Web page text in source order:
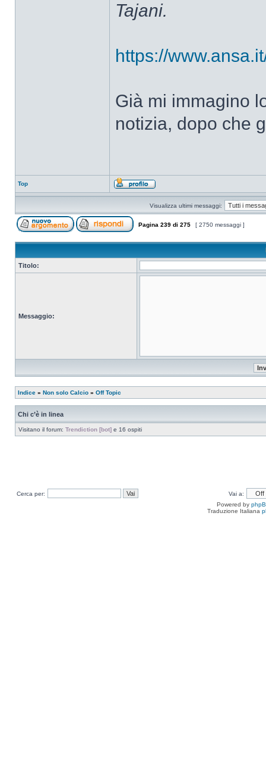
Tajani.
https://
Già mi immagino
notizia, dopo che
Top
Visualizza ultimi messaggi:
Pagina 239 di 275 [ 2750 messaggi ]
Titolo:
Messaggio:
Indice » Non solo Calcio » Off Topic
Chi c’è in linea
Visitano il forum: Trendiction [bot] e 16 ospiti
Cerca per:
Vai a:
Powered by
Traduzione Italiana